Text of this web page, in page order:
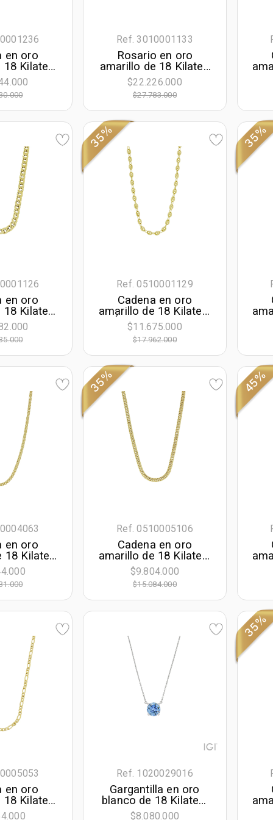
en oro
Kilates,
de largo,
ancho
Ref. 3010001133
Rosario en oro
amarillo de 18 Kilates
con visos,
Camandula, 64 cm. de
largo, 1 mm. de ancho
$22.226.000
$27.783.000
en oro
Kilates,
cm. de
mm. de
35%
Ref. 0510001129
Cadena en oro
amarillo de 18 Kilates,
Óvalo, 50 cm. de
largo, 4.50 mm. de
ancho
$11.675.000
$17.962.000
35%
en oro
18 Kilates
cm. de
de ancho
35%
Ref. 0510005106
Cadena en oro
amarillo de 18 Kilates,
Grumette, 50 cm. de
largo, 4 mm. de ancho
$9.804.000
$15.084.000
45%
en oro
Kilates,
60 cm. de
Ref. 1020029016
Gargantilla en oro
blanco de 18 Kilates,
Uñas, con diamante
$8.080.000
35%